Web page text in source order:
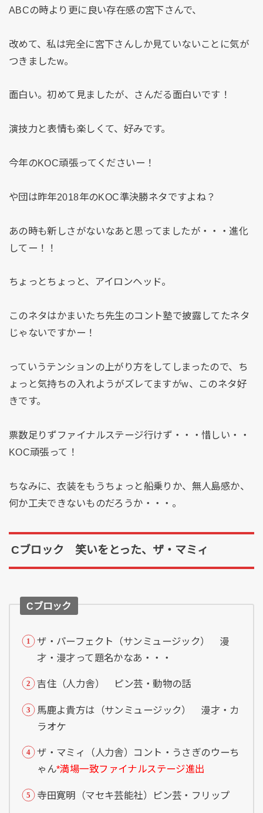
ABCの時より更に良い存在感の宮下さんで、
改めて、私は完全に宮下さんしか見ていないことに気が
つきましたw。
面白い。初めて見ましたが、さんだる面白いです！
演技力と表情も楽しくて、好みです。
今年のKOC頑張ってくださいー！
や団は昨年2018年のKOC準決勝ネタですよね？
あの時も新しさがないなあと思ってましたが・・・進化
してー！！
ちょっとちょっと、アイロンヘッド。
このネタはかまいたち先生のコント塾で披露してたネタ
じゃないですかー！
っていうテンションの上がり方をしてしまったので、ち
ょっと気持ちの入れようがズレてますがw、このネタ好
きです。
票数足りずファイナルステージ行けず・・・惜しい・・
KOC頑張って！
ちなみに、衣装をもうちょっと船乗りか、無人島感か、
何か工夫できないものだろうか・・・。
Cブロック 笑いをとった、ザ・マミィ
Cブロック
ザ・パーフェクト（サンミュージック） 漫
才・漫才って題名かなあ・・・
吉住（人力舎） ピン芸・動物の話
馬鹿よ貴方は（サンミュージック） 漫才・カ
ラオケ
ザ・マミィ（人力舎）コント・うさぎのウーち
ゃん*満場一致ファイナルステージ進出
寺田寛明（マセキ芸能社）ピン芸・フリップ